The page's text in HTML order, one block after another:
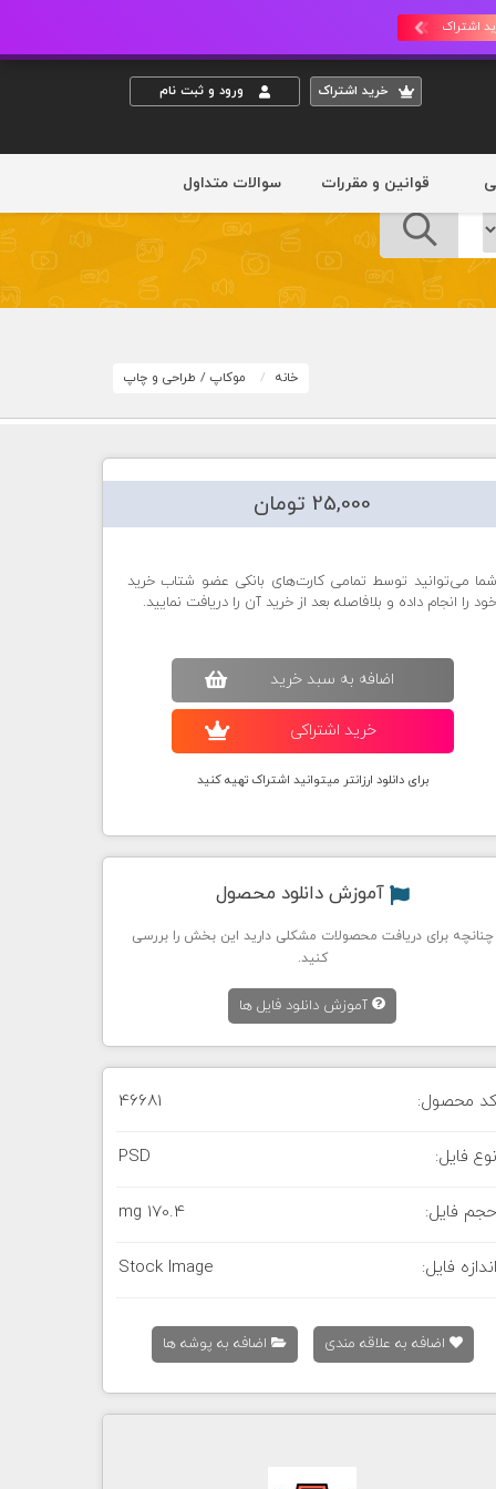
اشتراک
خريد اشتراک ورود و ثبت نام
قوانین و مقررات سوالات متداول
خانه موکاپ / طراحی و چاپ
25,000 تومان
شما می‌توانید توسط تمامی کارت‌های بانکی عضو شتاب خرید
خود را انجام داده و بلافاصله بعد از خرید آن را دریافت نمایید.
اضافه به سبد خريد
خريد اشتراکی
برای دانلود ارزانتر میتوانید اشتراک تهیه کنید
آموزش دانلود محصول
چنانچه برای دریافت محصولات مشکلی دارید این بخش را بررسی
کنید.
آموزش دانلود فایل ها
کد محصول: 46681
نوع فایل: PSD
حجم فایل: 170.4 mg
اندازه فایل: Stock Image
اضافه به علاقه مندی اضافه به پوشه ها